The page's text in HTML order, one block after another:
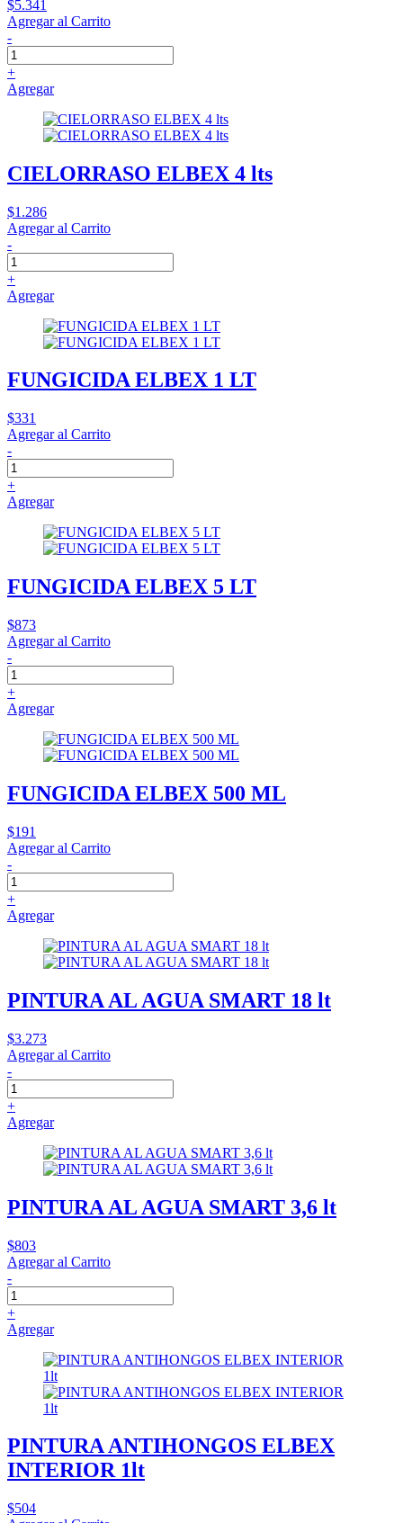
$5.341
Agregar al Carrito
-
+
Agregar
CIELORRASO ELBEX 4 lts
$1.286
Agregar al Carrito
-
+
Agregar
FUNGICIDA ELBEX 1 LT
$331
Agregar al Carrito
-
+
Agregar
FUNGICIDA ELBEX 5 LT
$873
Agregar al Carrito
-
+
Agregar
FUNGICIDA ELBEX 500 ML
$191
Agregar al Carrito
-
+
Agregar
PINTURA AL AGUA SMART 18 lt
$3.273
Agregar al Carrito
-
+
Agregar
PINTURA AL AGUA SMART 3,6 lt
$803
Agregar al Carrito
-
+
Agregar
PINTURA ANTIHONGOS ELBEX
INTERIOR 1lt
$504